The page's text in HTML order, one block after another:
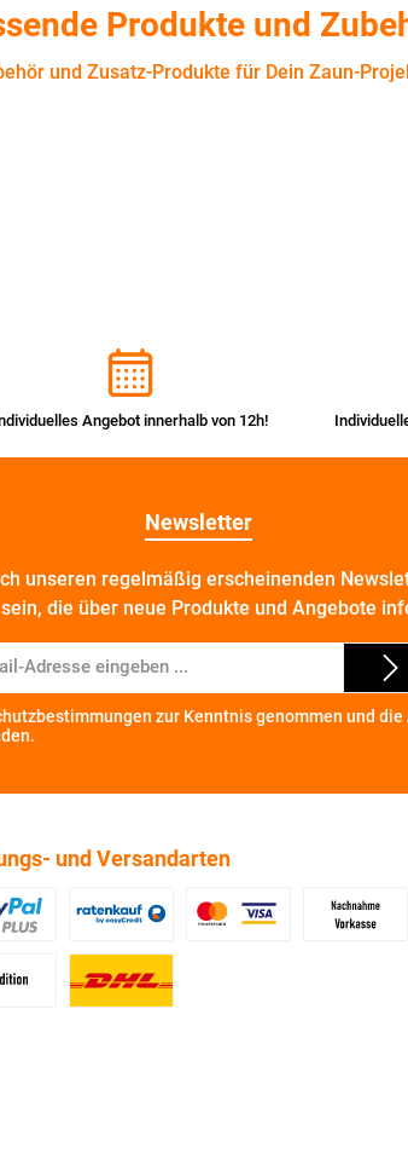
Produkte und
und Zusatz-Produkte für Dein Zaun-
Angebot innerhalb von 12h!
Newsletter
unseren regelmäßig erscheinenden
die über neue Produkte und Angebote
Mail-
Adresse*
zur Kenntnis genommen und die
und Versandarten